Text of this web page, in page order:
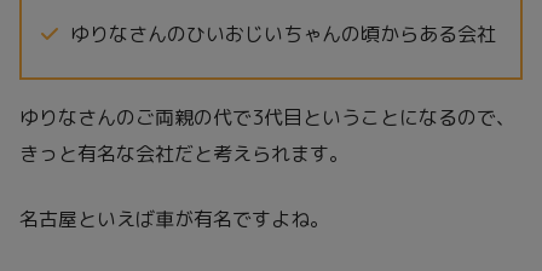
ゆりなさんのひいおじいちゃんの頃からある会社
ゆりなさんのご両親の代で3代目ということになるので、
きっと有名な会社だと考えられます。
名古屋といえば車が有名ですよね。